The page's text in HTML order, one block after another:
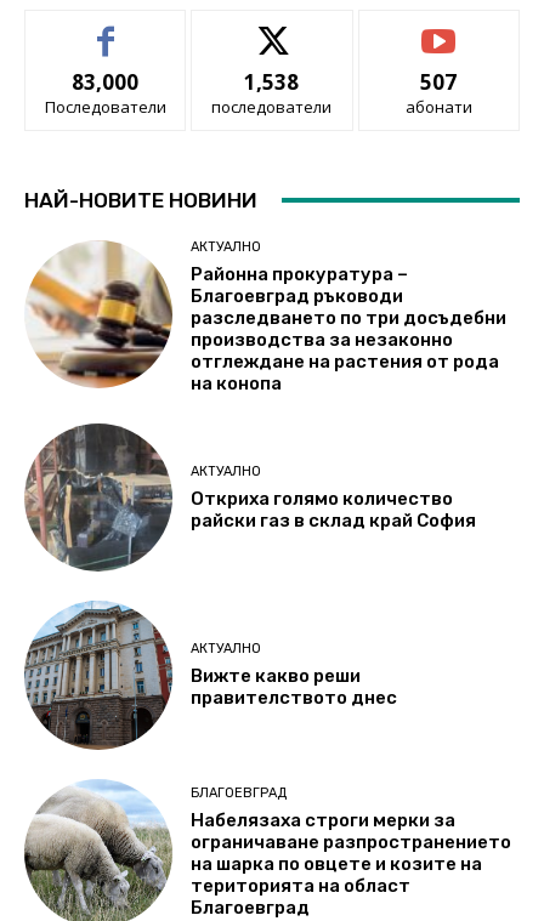
83,000
Последователи
1,538
последователи
507
абонати
НАЙ-НОВИТЕ НОВИНИ
АКТУАЛНО
Районна прокуратура –
Благоевград ръководи
разследването по три досъдебни
производства за незаконно
отглеждане на растения от рода
на конопа
АКТУАЛНО
Откриха голямо количество
райски газ в склад край София
АКТУАЛНО
Вижте какво реши
правителството днес
БЛАГОЕВГРАД
Набелязаха строги мерки за
ограничаване разпространението
на шарка по овцете и козите на
територията на област
Благоевград